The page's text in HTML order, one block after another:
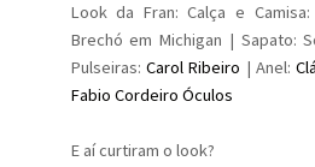
Look da Fran: Calça e
Brechó em Michigan | Sapato:
Pulseiras:Carol Ribeiro | Anel:
Fabio Cordeiro Óculos
E aí curtiram o look?